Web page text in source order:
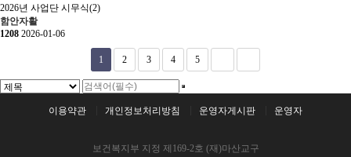
2026년 사업단 시무식(2)
함안자활
1208 2026-01-06
1 2 3 4 5
이용약관 개인정보처리방침 운영자게시판 운영자
보건복지부 지정 제169-2호 (재)마산교구